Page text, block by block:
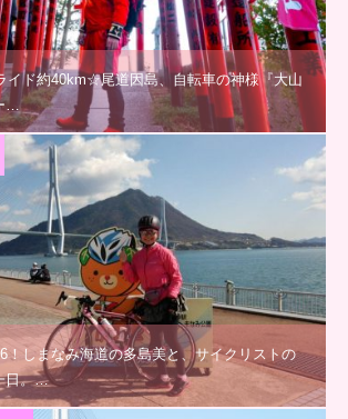
イド約40km☆尾道因島、自転車の神様『大山
…
！しまなみ海道の多島美と、サイクリストの
日。…